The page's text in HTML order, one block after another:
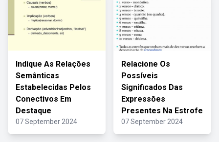
Indique As Relações
Semânticas
Estabelecidas Pelos
Conectivos Em
Destaque
07 September 2024
Relacione Os
Possíveis
Significados Das
Expressões
Presentes Na Estrofe
07 September 2024